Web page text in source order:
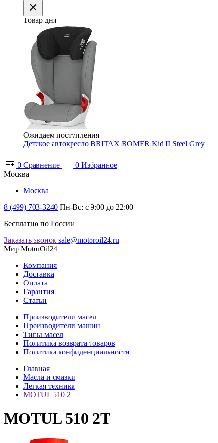
Товар дня
Ожидаем поступления
Детское автокресло BRITAX ROMER Kid II Steel Grey
0 Сравнение 0 Избранное
Москва
Москва
8 (499) 703-3240 Пн-Вс: с 9:00 до 22:00
Бесплатно по России
Заказать звонок sale@motoroil24.ru
Мир MotorOil24
Компания
Доставка
Оплата
Гарантия
Статьи
Производители масел
Производители машин
Типы масел
Политика возврата товаров
Политика конфиденциальности
Главная
Масла и смазки
Легкая техника
MOTUL 510 2T
MOTUL 510 2T